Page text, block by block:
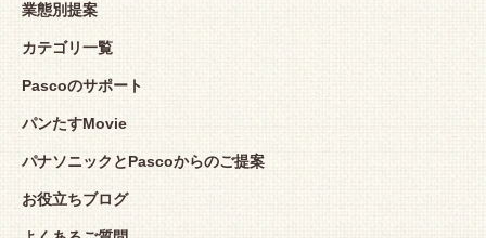
業態別提案
カテゴリ一覧
Pascoのサポート
パンたすMovie
パナソニックとPascoからのご提案
お役立ちブログ